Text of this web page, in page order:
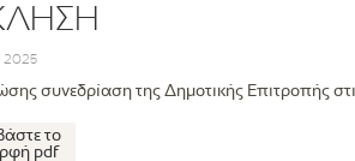
2025
συνεδρίαση της Δημοτικής Επιτροπής
το
pdf